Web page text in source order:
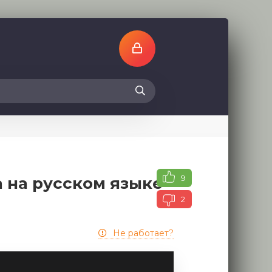
на русском языке 9
2
Не работает?